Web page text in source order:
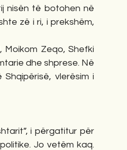
nisën të botohen në
zë i ri, i prekshëm,
Moikom Zeqo, Shefki
dhe shprese. Në
vlerësim i
i përgatitur për
Jo vetëm kaq.